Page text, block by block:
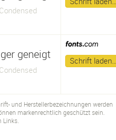
geneigt Schrift
und Herstellerbezeichnungen werden
markenrechtlich geschützt sein.
Links.